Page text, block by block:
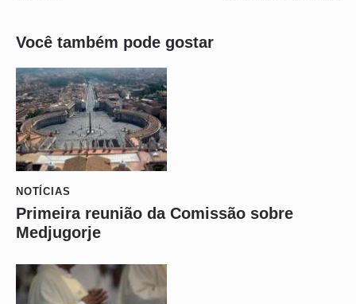
Você também pode gostar
NOTÍCIAS
Primeira reunião da Comissão sobre
Medjugorje